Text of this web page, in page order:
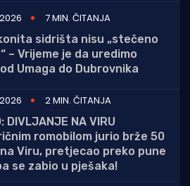
7 MIN. ČITANJA
sidrišta nisu „stečeno
– Vrijeme je da uredimo
Umaga do Dubrovnika
2 MIN. ČITANJA
DIVLJANJE NA VIRU
romobilom jurio brže 50
Viru, pretjecao preko pune
se zabio u pješaka!